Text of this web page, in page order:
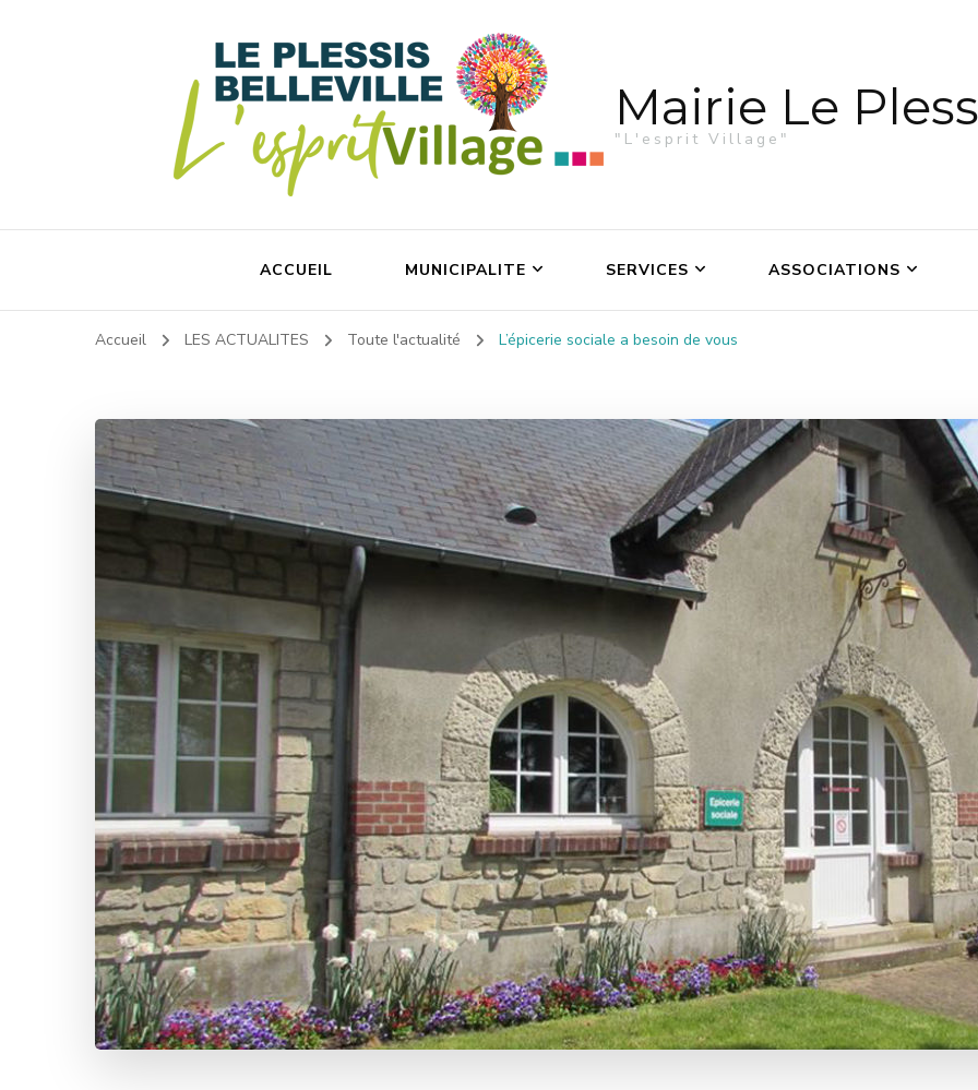
Mairie Le
"L'esprit Village"
ACCUEIL MUNICIPALITE SERVICES ASSOCIATIONS
Accueil LES ACTUALITES Toute l'actualité L’épicerie sociale a besoin de vous